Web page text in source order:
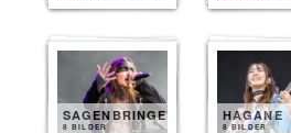
SAGENBRINGER
8 BILDER
HAGANE
8 BILDER